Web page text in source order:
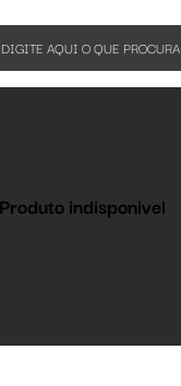
DIGITE AQUI O QUE PROCURA
Produto indisponivel